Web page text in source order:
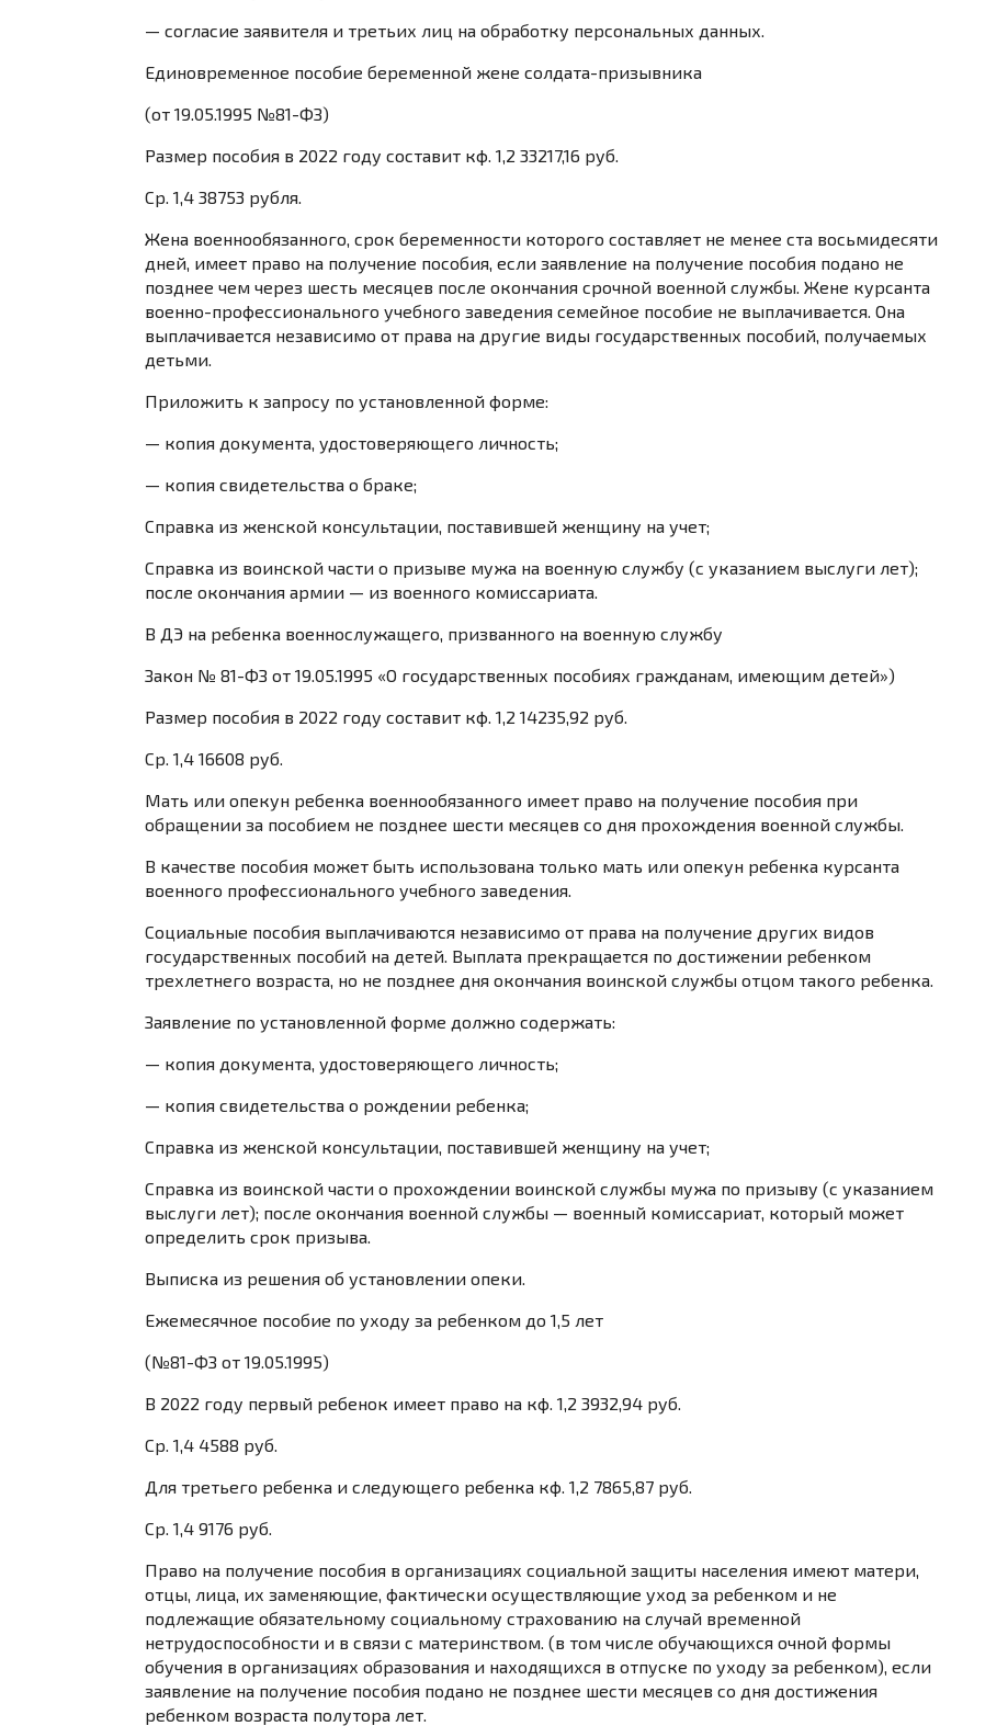
— согласие заявителя и третьих лиц на обработку персональных данных.
Единовременное пособие беременной жене солдата-призывника
(от 19.05.1995 №81-ФЗ)
Размер пособия в 2022 году составит кф. 1,2 33217,16 руб.
Ср. 1,4 38753 рубля.
Жена военнообязанного, срок беременности которого составляет не менее ста восьмидесяти
дней, имеет право на получение пособия, если заявление на получение пособия подано не
позднее чем через шесть месяцев после окончания срочной военной службы. Жене курсанта
военно-профессионального учебного заведения семейное пособие не выплачивается. Она
выплачивается независимо от права на другие виды государственных пособий, получаемых
детьми.
Приложить к запросу по установленной форме:
— копия документа, удостоверяющего личность;
— копия свидетельства о браке;
Справка из женской консультации, поставившей женщину на учет;
Справка из воинской части о призыве мужа на военную службу (с указанием выслуги лет);
после окончания армии — из военного комиссариата.
В ДЭ на ребенка военнослужащего, призванного на военную службу
Закон № 81-ФЗ от 19.05.1995 «О государственных пособиях гражданам, имеющим детей»)
Размер пособия в 2022 году составит кф. 1,2 14235,92 руб.
Ср. 1,4 16608 руб.
Мать или опекун ребенка военнообязанного имеет право на получение пособия при
обращении за пособием не позднее шести месяцев со дня прохождения военной службы.
В качестве пособия может быть использована только мать или опекун ребенка курсанта
военного профессионального учебного заведения.
Социальные пособия выплачиваются независимо от права на получение других видов
государственных пособий на детей. Выплата прекращается по достижении ребенком
трехлетнего возраста, но не позднее дня окончания воинской службы отцом такого ребенка.
Заявление по установленной форме должно содержать:
— копия документа, удостоверяющего личность;
— копия свидетельства о рождении ребенка;
Справка из женской консультации, поставившей женщину на учет;
Справка из воинской части о прохождении воинской службы мужа по призыву (с указанием
выслуги лет); после окончания военной службы — военный комиссариат, который может
определить срок призыва.
Выписка из решения об установлении опеки.
Ежемесячное пособие по уходу за ребенком до 1,5 лет
(№81-ФЗ от 19.05.1995)
В 2022 году первый ребенок имеет право на кф. 1,2 3932,94 руб.
Ср. 1,4 4588 руб.
Для третьего ребенка и следующего ребенка кф. 1,2 7865,87 руб.
Ср. 1,4 9176 руб.
Право на получение пособия в организациях социальной защиты населения имеют матери,
отцы, лица, их заменяющие, фактически осуществляющие уход за ребенком и не
подлежащие обязательному социальному страхованию на случай временной
нетрудоспособности и в связи с материнством. (в том числе обучающихся очной формы
обучения в организациях образования и находящихся в отпуске по уходу за ребенком), если
заявление на получение пособия подано не позднее шести месяцев со дня достижения
ребенком возраста полутора лет.